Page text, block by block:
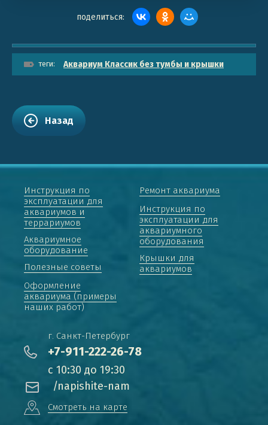
поделиться:
теги: Аквариум Классик без тумбы и крышки
Назад
Инструкция по
эксплуатации для
аквариумов и
террариумов
Аквариумное
оборудование
Полезные советы
Оформление
аквариума (примеры
наших работ)
Ремонт аквариума
Инструкция по
эксплуатации для
аквариумного
оборудования
Крышки для
аквариумов
г. Санкт-Петербург
+7-911-222-26-78
с 10:30 до 19:30
/napishite-nam
Смотреть на карте